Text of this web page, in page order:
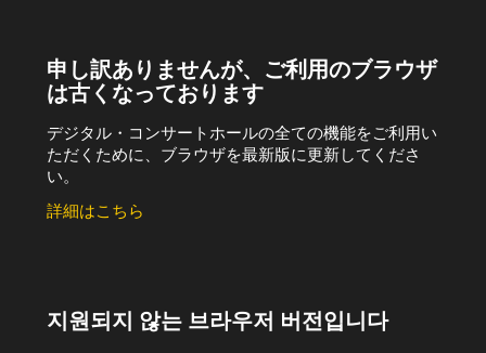
申し訳ありませんが、ご利用のブラウザ
は古くなっております
デジタル・コンサートホールの全ての機能をご利用い
ただくために、ブラウザを最新版に更新してくださ
い。
詳細はこちら
지원되지 않는 브라우저 버전입니다